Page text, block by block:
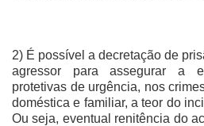
2) É possível a decretação de
agressor para assegurar a
protetivas de urgência, nos
doméstica e familiar, a teor do
Ou seja, eventual renitência do